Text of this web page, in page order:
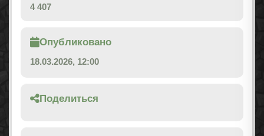
4 407
Опубликовано
18.03.2026, 12:00
Поделиться